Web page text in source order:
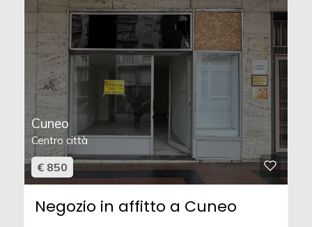
Cuneo
Centro città
€ 850
Negozio in affitto a Cuneo